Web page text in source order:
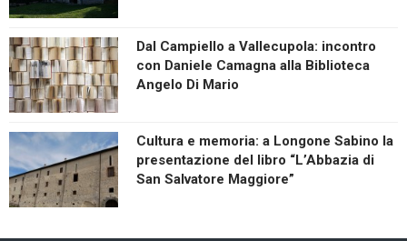
Dal Campiello a Vallecupola: incontro
con Daniele Camagna alla Biblioteca
Angelo Di Mario
Cultura e memoria: a Longone Sabino la
presentazione del libro “L’Abbazia di
San Salvatore Maggiore”